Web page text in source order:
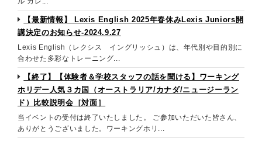
【最新情報】 Lexis English 2025年春休みLexis Juniors開
講決定のお知らせ-2024.9.27
Lexis English（レクシス イングリッシュ）は、年代別や目的別に
合わせた多彩なトレーニング...
【終了】【体験者＆学校スタッフの話を聞ける】ワーキング
ホリデー人気３カ国（オーストラリア/カナダ/ニュージーラン
ド）比較説明会［対面］
当イベントの受付は終了いたしました。 ご参加いただいた皆さん、
ありがとうございました。ワーキングホリ...